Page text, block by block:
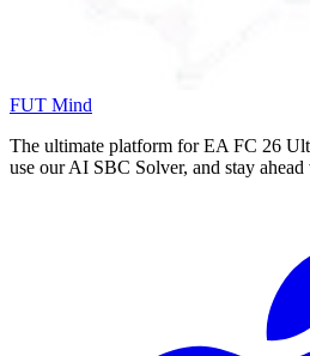
FUT Mind
The ultimate platform for EA FC 26
use our AI SBC Solver, and stay